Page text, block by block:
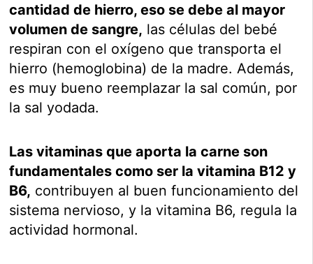
cantidad de hierro, eso se debe al mayor
volumen de sangre, las células del bebé
respiran con el oxígeno que transporta el
hierro (hemoglobina) de la madre. Además,
es muy bueno reemplazar la sal común, por
la sal yodada.
Las vitaminas que aporta la carne son
fundamentales como ser la vitamina B12 y
B6, contribuyen al buen funcionamiento del
sistema nervioso, y la vitamina B6, regula la
actividad hormonal.